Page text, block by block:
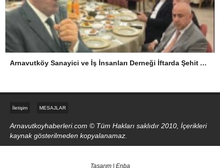
Arnavutköy Sanayici ve İş İnsanları Derneği İftarda Şehit Aileleriyle Buluştu
İletişim MESAJLAR
Arnavutkoyhaberleri.com © Tüm Hakları saklıdır 2010, İçerikleri
kaynak gösterilmeden kopyalanamaz.
Tasarım | Enba